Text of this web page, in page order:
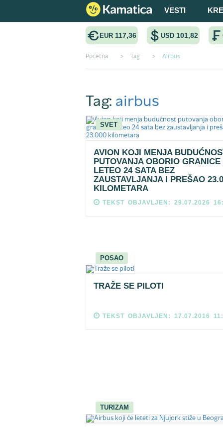
VESTI
EUR 117,36 USD 101,82
Pocetna > Tag > Airbus
Tag: airbus
SVET
AVION KOJI MENJA
PUTOVANJA OBORIO GRANICE
LETEO 24 SATA BEZ
ZAUSTAVLJANJA I PREŠAO
KILOMETARA
TEKST OBJAVLJEN: 29.07.2026
POSAO
TRAŽE SE PILOTI
TEKST OBJAVLJEN: 17.07.2016
TURIZAM